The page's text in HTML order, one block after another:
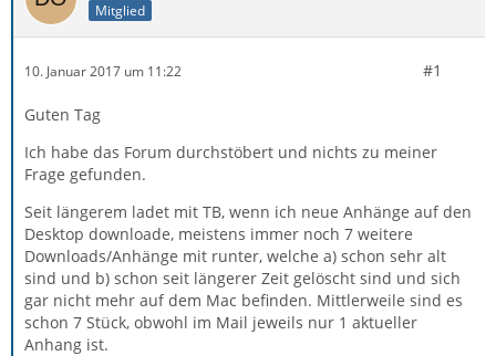
Mitglied
10. Januar 2017 um 11:22 #1
Guten Tag
Ich habe das Forum durchstöbert und nichts zu meiner
Frage gefunden.
Seit längerem ladet mit TB, wenn ich neue Anhänge auf den
Desktop downloade, meistens immer noch 7 weitere
Downloads/Anhänge mit runter, welche a) schon sehr alt
sind und b) schon seit längerer Zeit gelöscht sind und sich
gar nicht mehr auf dem Mac befinden. Mittlerweile sind es
schon 7 Stück, obwohl im Mail jeweils nur 1 aktueller
Anhang ist.